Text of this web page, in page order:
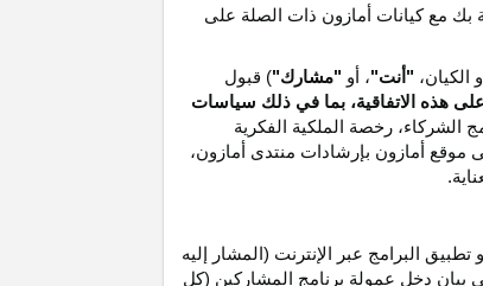
بك مع كيانات أمازون ذات الصلة على
"أنت"، أو "مشارك") قبول
هذه الاتفاقية، بما في ذلك سياسات
الشركاء، رخصة الملكية الفكرية
موقع أمازون بإرشادات منتدى أمازون،
.
البرامج عبر الإنترنت (المشار إليه
بيان دخل عمولة برنامج المشاركين (كل